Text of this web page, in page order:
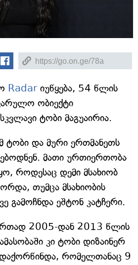
Radar იუწყება, 54 წლის
ობიექტი
ტობი მაგუაირია.
ტობი და მური ერთმანეთს
მათი ურთიერთობა
როდესაც დემი მსახიობ
თუმცა მსახიობის
გამოჩნდა ეშტონ კატჩერი.
2005-დან 2013 წლის
კი ტობი დიზაინერ
დაქორწინდა, რომელთანაც 9